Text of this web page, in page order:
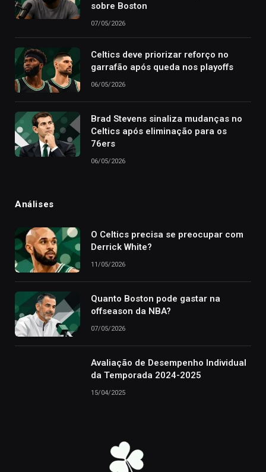
sobre Boston
07/05/2026
Celtics deve priorizar reforço no
garrafão após queda nos playoffs
06/05/2026
Brad Stevens sinaliza mudanças no
Celtics após eliminação para os
76ers
06/05/2026
Análises
O Celtics precisa se preocupar com
Derrick White?
11/05/2026
Quanto Boston pode gastar na
offseason da NBA?
07/05/2026
Avaliação de Desempenho Individual
da Temporada 2024-2025
15/04/2025